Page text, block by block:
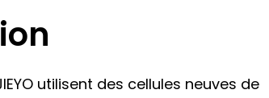
utilisent des cellules neuves de